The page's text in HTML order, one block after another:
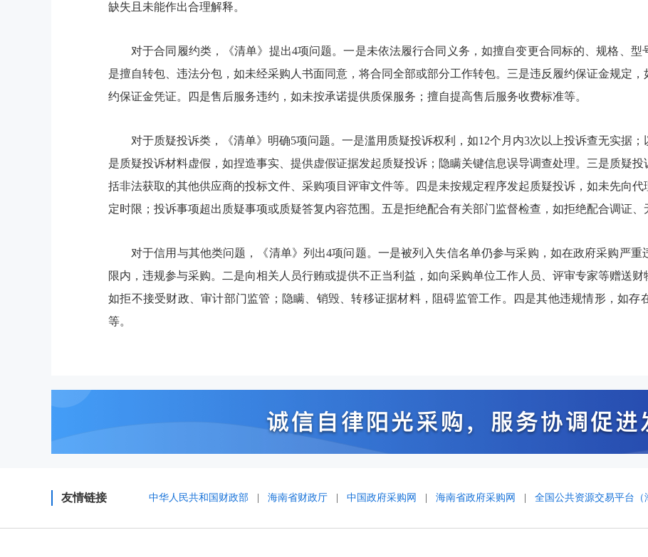
缺失且未能作出合理解释。
对于合同履约类，《清单》提出4项问题。一是未依法履行合同义务，如擅自变更合同标的、规格、
是擅自转包、违法分包，如未经采购人书面同意，将合同全部或部分工作转包。三是违反履约保证金规定
约保证金凭证。四是售后服务违约，如未按承诺提供质保服务；擅自提高售后服务收费标准等。
对于质疑投诉类，《清单》明确5项问题。一是滥用质疑投诉权利，如12个月内3次以上投诉查无实据
是质疑投诉材料虚假，如捏造事实、提供虚假证据发起质疑投诉；隐瞒关键信息误导调查处理。三是质疑
括非法获取的其他供应商的投标文件、采购项目评审文件等。四是未按规定程序发起质疑投诉，如未先向
定时限；投诉事项超出质疑事项或质疑答复内容范围。五是拒绝配合有关部门监督检查，如拒绝配合调证、
对于信用与其他类问题，《清单》列出4项问题。一是被列入失信名单仍参与采购，如在政府采购严
限内，违规参与采购。二是向相关人员行贿或提供不正当利益，如向采购单位工作人员、评审专家等赠送财
如拒不接受财政、审计部门监管；隐瞒、销毁、转移证据材料，阻碍监管工作。四是其他违规情形，如存
等。
友情链接 中华人民共和国财政部 海南省财政厅 中国政府采购网 海南省政府采购网 全国公共资源交易平台（